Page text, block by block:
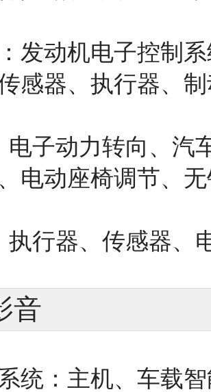
发动机电子控制
感器、执行器、
转向、汽车信
电动座椅调节、
传感器、电子
音
统：主机、车载